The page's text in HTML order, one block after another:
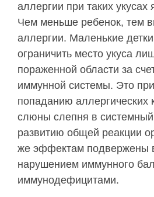
аллергии при таких укусах
Чем меньше ребенок, тем
аллергии. Маленькие
ограничить место укуса
пораженной области за
иммунной системы. Это
попаданию аллергических
слюны слепня в системный
развитию общей реакции
же эффектам подвержены
нарушением иммунного
иммунодефицитами.